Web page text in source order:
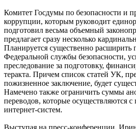
Комитет Госдумы по безопасности и
коррупции, которым руководит
подготовил весьма объемный
предлагает сразу несколько
Планируется существенно расширить
Федеральной службы безопасности,
преследование за подготовку,
теракта. Причем список статей УК,
пожизненное заключение, будет
Намечено также ограничить суммы
переводов, которые осуществляются
интернет-систем.